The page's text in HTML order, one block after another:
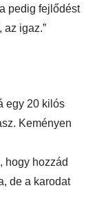
pedig fejlődést
az igaz.”
egy 20 kilós
Keményen
hogy hozzád
de a karodat